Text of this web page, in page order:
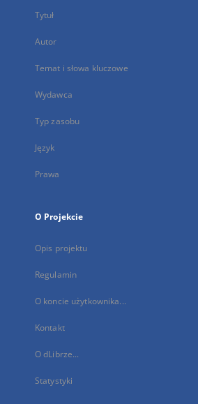
Tytuł
Autor
Temat i słowa kluczowe
Wydawca
Typ zasobu
Język
Prawa
O Projekcie
Opis projektu
Regulamin
O koncie użytkownika...
Kontakt
O dLibrze...
Statystyki